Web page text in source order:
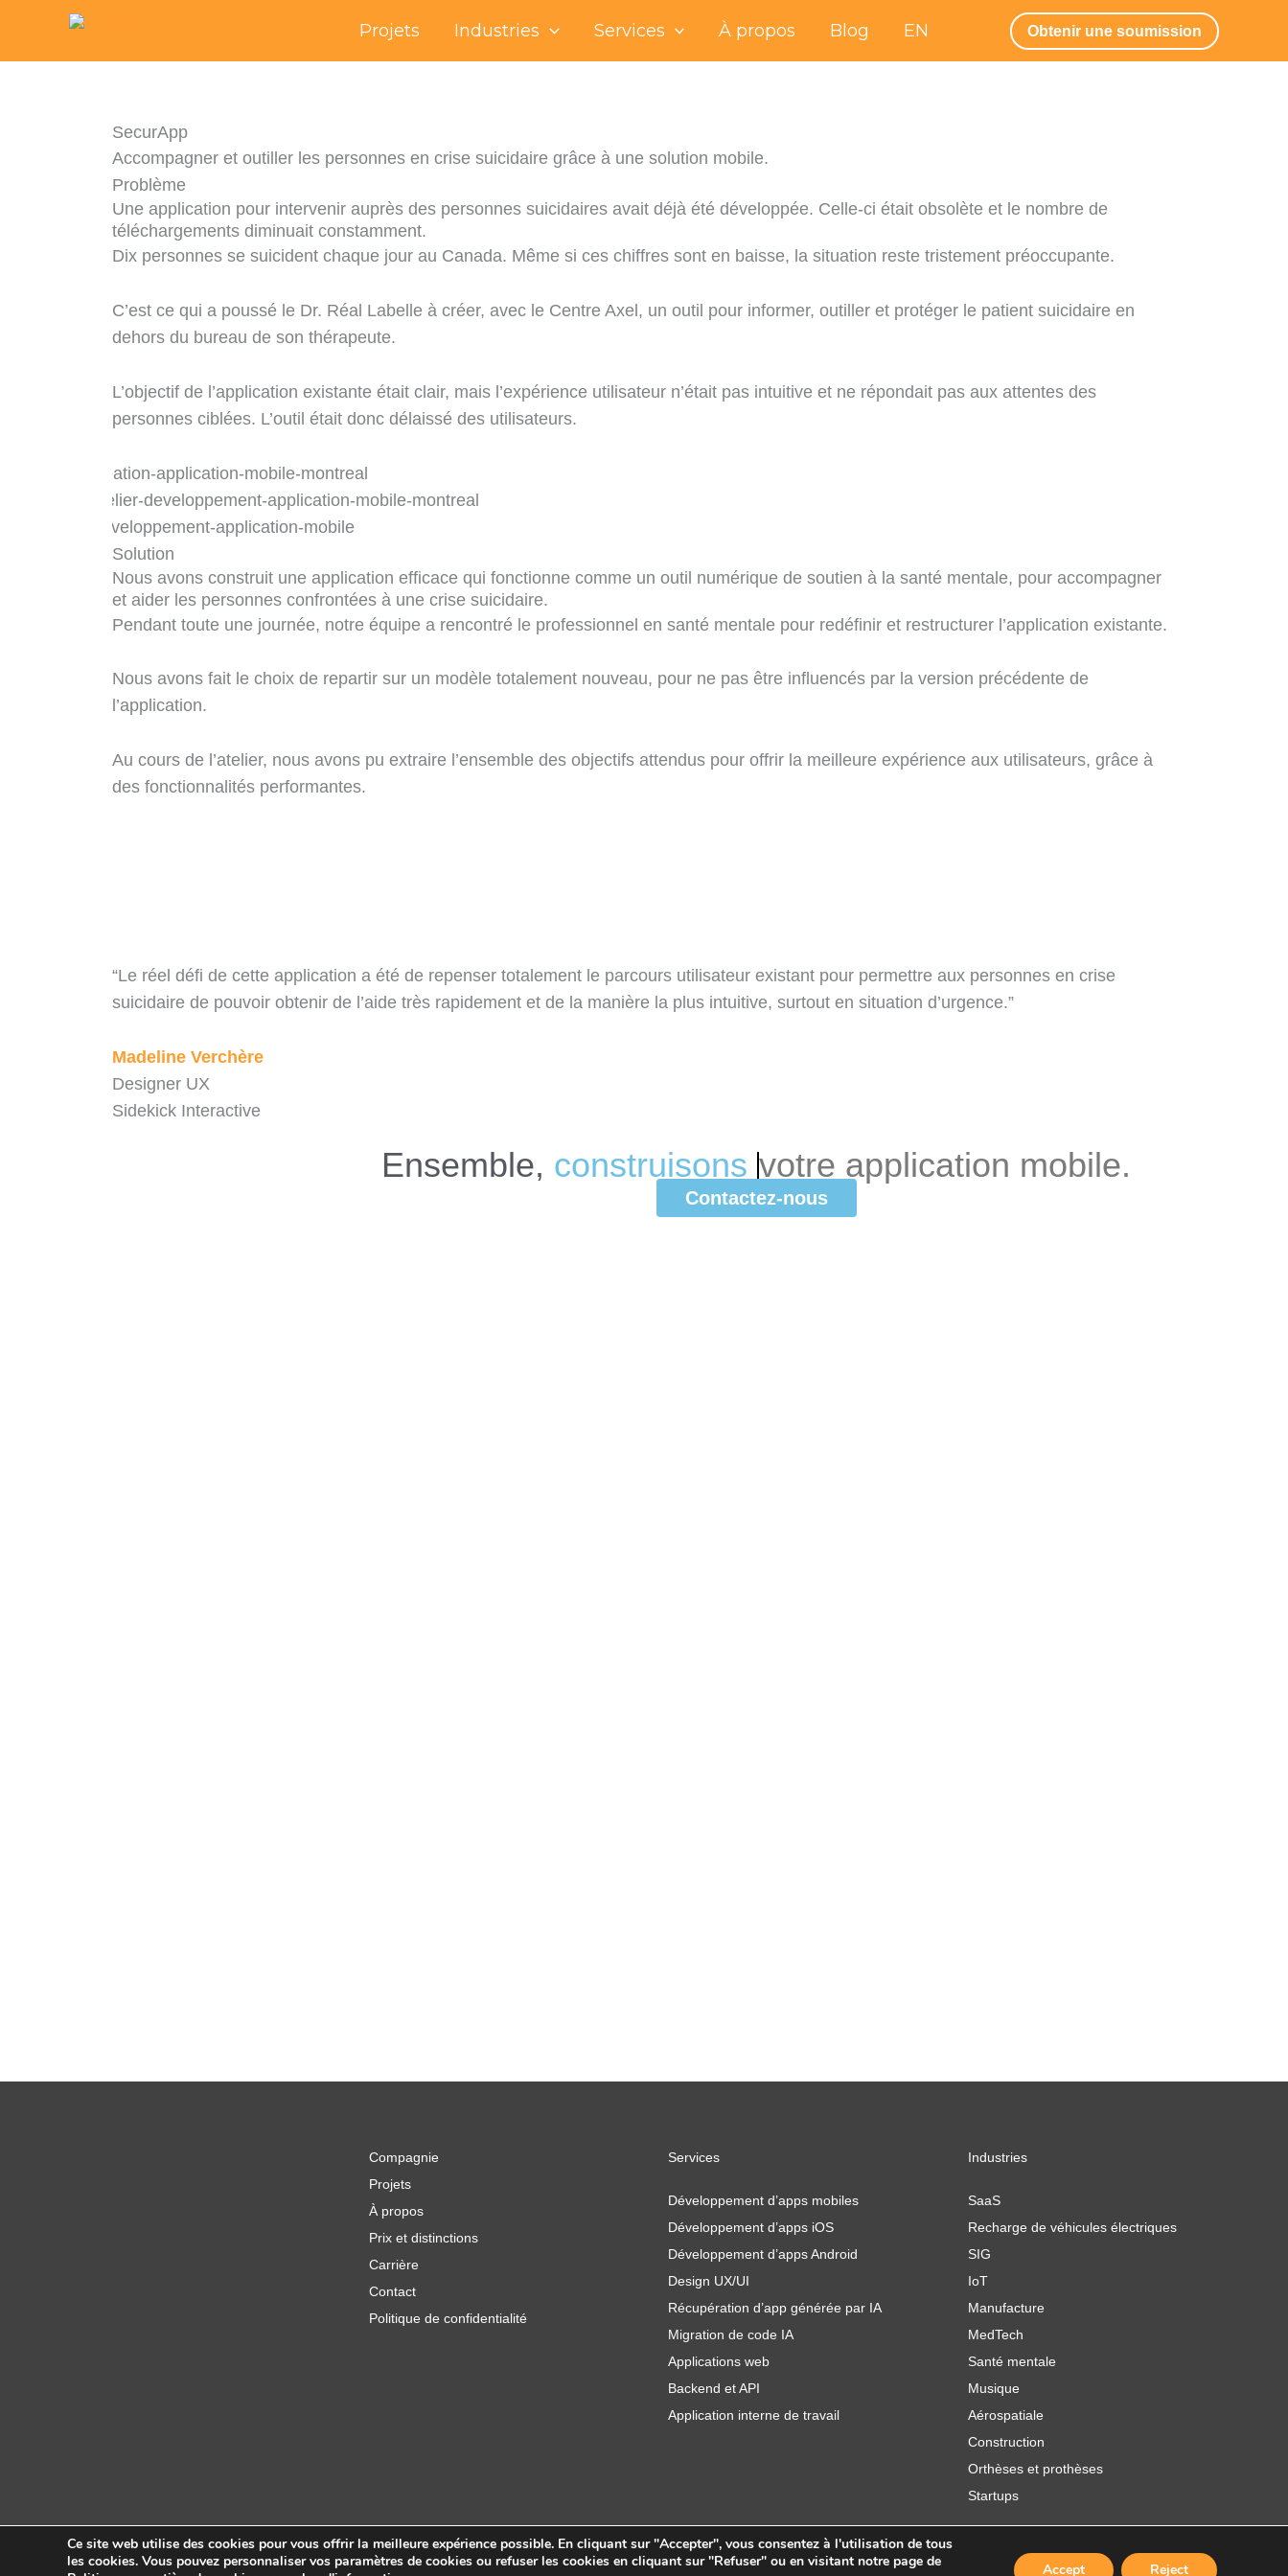
content
Projets Industries Services À propos Blog EN Obtenir une soumission
SecurApp
Accompagner et outiller les personnes en crise suicidaire grâce à une solution mobile.
Problème
Une application pour intervenir auprès des personnes suicidaires avait déjà été développée. Celle-ci était obsolète et le nombre de
téléchargements diminuait constamment.
Dix personnes se suicident chaque jour au Canada. Même si ces chiffres sont en baisse, la situation reste tristement préoccupante.
C’est ce qui a poussé le Dr. Réal Labelle à créer, avec le Centre Axel, un outil pour informer, outiller et protéger le patient suicidaire en
dehors du bureau de son thérapeute.
L’objectif de l’application existante était clair, mais l’expérience utilisateur n’était pas intuitive et ne répondait pas aux attentes des
personnes ciblées. L’outil était donc délaissé des utilisateurs.
Solution
Nous avons construit une application efficace qui fonctionne comme un outil numérique de soutien à la santé mentale, pour accompagner
et aider les personnes confrontées à une crise suicidaire.
Pendant toute une journée, notre équipe a rencontré le professionnel en santé mentale pour redéfinir et restructurer l’application existante.
Nous avons fait le choix de repartir sur un modèle totalement nouveau, pour ne pas être influencés par la version précédente de
l’application.
Au cours de l’atelier, nous avons pu extraire l’ensemble des objectifs attendus pour offrir la meilleure expérience aux utilisateurs, grâce à
des fonctionnalités performantes.
“Le réel défi de cette application a été de repenser totalement le parcours utilisateur existant pour permettre aux personnes en crise
suicidaire de pouvoir obtenir de l’aide très rapidement et de la manière la plus intuitive, surtout en situation d’urgence.”
Madeline Verchère
Designer UX
Sidekick Interactive
Ensemble, construisons votre application mobile.
Contactez-nous
Compagnie
Projets
À propos
Prix et distinctions
Carrière
Contact
Politique de confidentialité
Services
Développement d’apps mobiles
Développement d’apps iOS
Développement d’apps Android
Design UX/UI
Récupération d’app générée par IA
Migration de code IA
Applications web
Backend et API
Application interne de travail
Industries
SaaS
Recharge de véhicules électriques
SIG
IoT
Manufacture
MedTech
Santé mentale
Musique
Aérospatiale
Construction
Orthèses et prothèses
Startups
Ce site web utilise des cookies pour vous offrir la meilleure expérience possible. En cliquant sur "Accepter", vous consentez à l'utilisation de tous
les cookies. Vous pouvez personnaliser vos paramètres de cookies ou refuser les cookies en cliquant sur "Refuser" ou en visitant notre page de
Accept Reject